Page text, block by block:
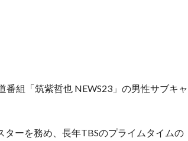
組「筑紫哲也 NEWS23」の男性サブキャ
ーを務め、長年TBSのプライムタイムの